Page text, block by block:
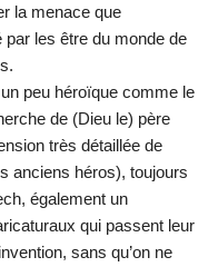
la menace que
par les être du monde de
peu héroïque comme le
de (Dieu le) père
très détaillée de
anciens héros), toujours
également un
qui passent leur
sans qu’on ne